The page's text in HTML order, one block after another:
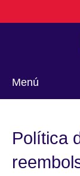
to
Menú
language
Política